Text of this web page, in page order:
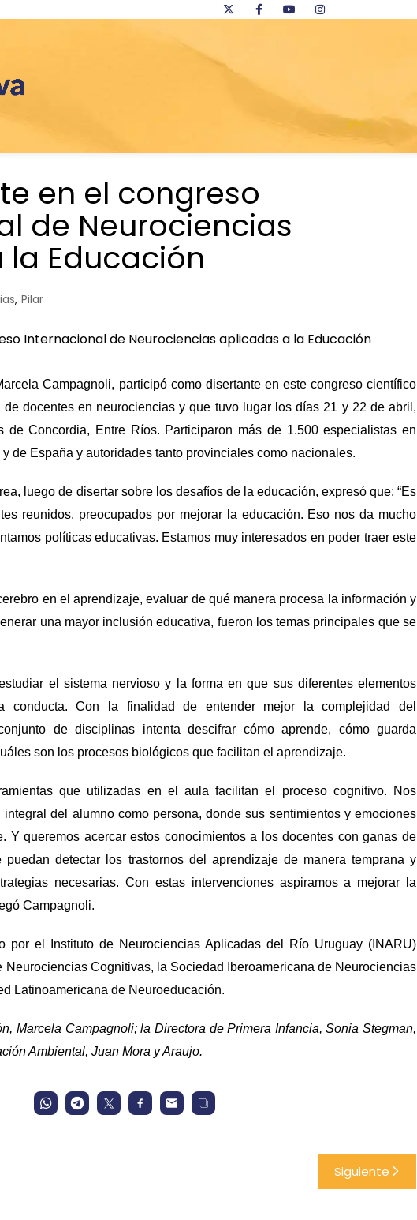
en el congreso
de Neurociencias
Educación
, Pilar
Campagnoli, participó como disertante en este congreso científico
docentes en neurociencias y que tuvo lugar los días 21 y 22 de abril,
de Concordia, Entre Ríos. Participaron más de 1.500 especialistas en
de España y autoridades tanto provinciales como nacionales.
luego de disertar sobre los desafíos de la educación, expresó que: “Es
reunidos, preocupados por mejorar la educación. Eso nos da mucho
políticas educativas. Estamos muy interesados en poder traer este
en el aprendizaje, evaluar de qué manera procesa la información y
una mayor inclusión educativa, fueron los temas principales que se
el sistema nervioso y la forma en que sus diferentes elementos
conducta. Con la finalidad de entender mejor la complejidad del
de disciplinas intenta descifrar cómo aprende, cómo guarda
son los procesos biológicos que facilitan el aprendizaje.
que utilizadas en el aula facilitan el proceso cognitivo. Nos
del alumno como persona, donde sus sentimientos y emociones
Y queremos acercar estos conocimientos a los docentes con ganas de
puedan detectar los trastornos del aprendizaje de manera temprana y
necesarias. Con estas intervenciones aspiramos a mejorar la
Campagnoli.
por el Instituto de Neurociencias Aplicadas del Río Uruguay (INARU)
Neurociencias Cognitivas, la Sociedad Iberoamericana de Neurociencias
Latinoamericana de Neuroeducación.
Marcela Campagnoli; la Directora de Primera Infancia, Sonia Stegman,
Ambiental, Juan Mora y Araujo.
Siguiente